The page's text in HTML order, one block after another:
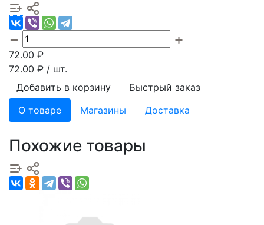
72.00 ₽
72.00 ₽ / шт.
Добавить в корзину
Быстрый заказ
О товаре
Магазины Доставка
Похожие товары